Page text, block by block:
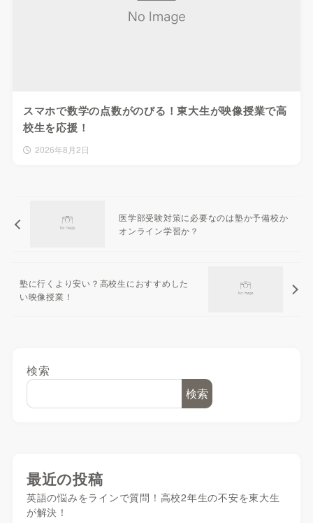
スマホで数学の点数がのびる！東大生が映像授業で高
校生を応援！
2026年8月2日
医学部受験対策に必要なのは塾か予備校か
オンライン学習か？
塾に行くより安い？高校生におすすめした
い映像授業！
検索
検索
最近の投稿
英語の悩みをラインで質問！高校2年生の不安を東大生
が解決！